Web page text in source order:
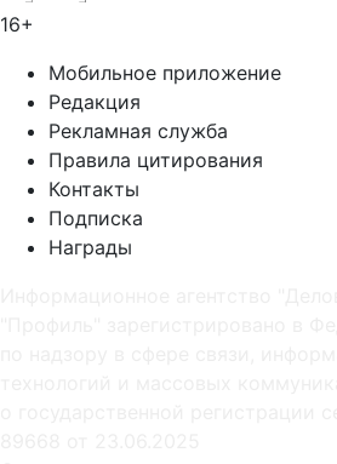
16+
Мобильное приложение
Редакция
Рекламная служба
Правила цитирования
Контакты
Подписка
Награды